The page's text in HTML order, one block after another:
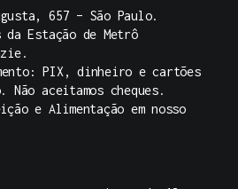
657 – São Paulo.
da Estação de Metrô
PIX, dinheiro e cartões
aceitamos cheques.
e Alimentação em nosso